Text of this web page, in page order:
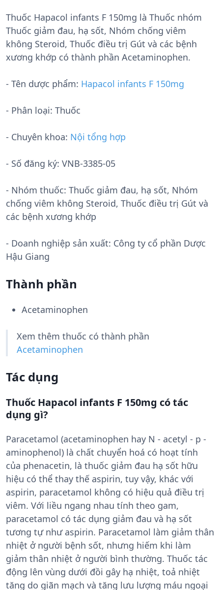
Thuốc Hapacol infants F 150mg là Thuốc nhóm
Thuốc giảm đau, hạ sốt, Nhóm chống viêm
không Steroid, Thuốc điều trị Gút và các bệnh
xương khớp có thành phần Acetaminophen.
- Tên dược phẩm: Hapacol infants F 150mg
- Phân loại: Thuốc
- Chuyên khoa: Nội tổng hợp
- Số đăng ký: VNB-3385-05
- Nhóm thuốc: Thuốc giảm đau, hạ sốt, Nhóm
chống viêm không Steroid, Thuốc điều trị Gút và
các bệnh xương khớp
- Doanh nghiệp sản xuất: Công ty cổ phần Dược
Hậu Giang
Thành phần
Acetaminophen
Xem thêm thuốc có thành phần
Acetaminophen
Tác dụng
Thuốc Hapacol infants F 150mg có tác
dụng gì?
Paracetamol (acetaminophen hay N - acetyl - p -
aminophenol) là chất chuyển hoá có hoạt tính
của phenacetin, là thuốc giảm đau hạ sốt hữu
hiệu có thể thay thế aspirin, tuy vậy, khác với
aspirin, paracetamol không có hiệu quả điều trị
viêm. Với liều ngang nhau tính theo gam,
paracetamol có tác dụng giảm đau và hạ sốt
tương tự như aspirin. Paracetamol làm giảm thân
nhiệt ở người bệnh sốt, nhưng hiếm khi làm
giảm thân nhiệt ở người bình thường. Thuốc tác
động lên vùng dưới đồi gây hạ nhiệt, toả nhiệt
tăng do giãn mạch và tăng lưu lượng máu ngoại